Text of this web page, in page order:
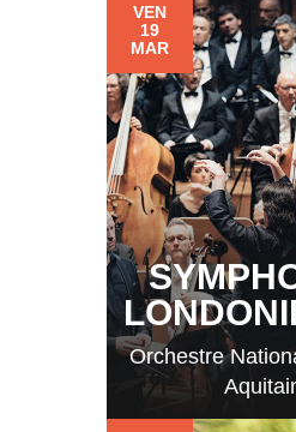
VEN
19
MAR
Orchestre